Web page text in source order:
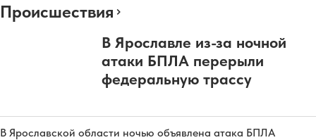
Происшествия
В Ярославле из-за ночной
атаки БПЛА перерыли
федеральную трассу
В Ярославской области ночью объявлена атака БПЛА